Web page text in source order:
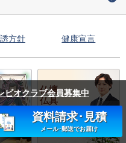
方針 健康宣言
グ
仏壇・
仏具
ビオクラブ会員募集中
資料請求･見積
メール･郵送でお届け